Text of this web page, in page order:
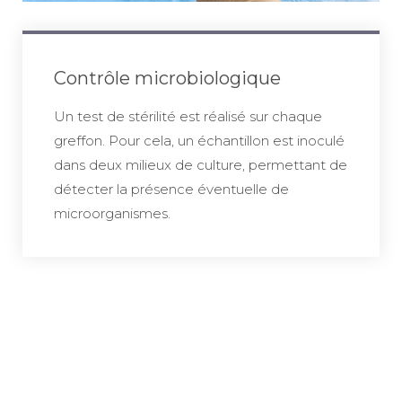
Contrôle microbiologique
Un test de stérilité est réalisé sur chaque
greffon. Pour cela, un échantillon est inoculé
dans deux milieux de culture, permettant de
détecter la présence éventuelle de
microorganismes.